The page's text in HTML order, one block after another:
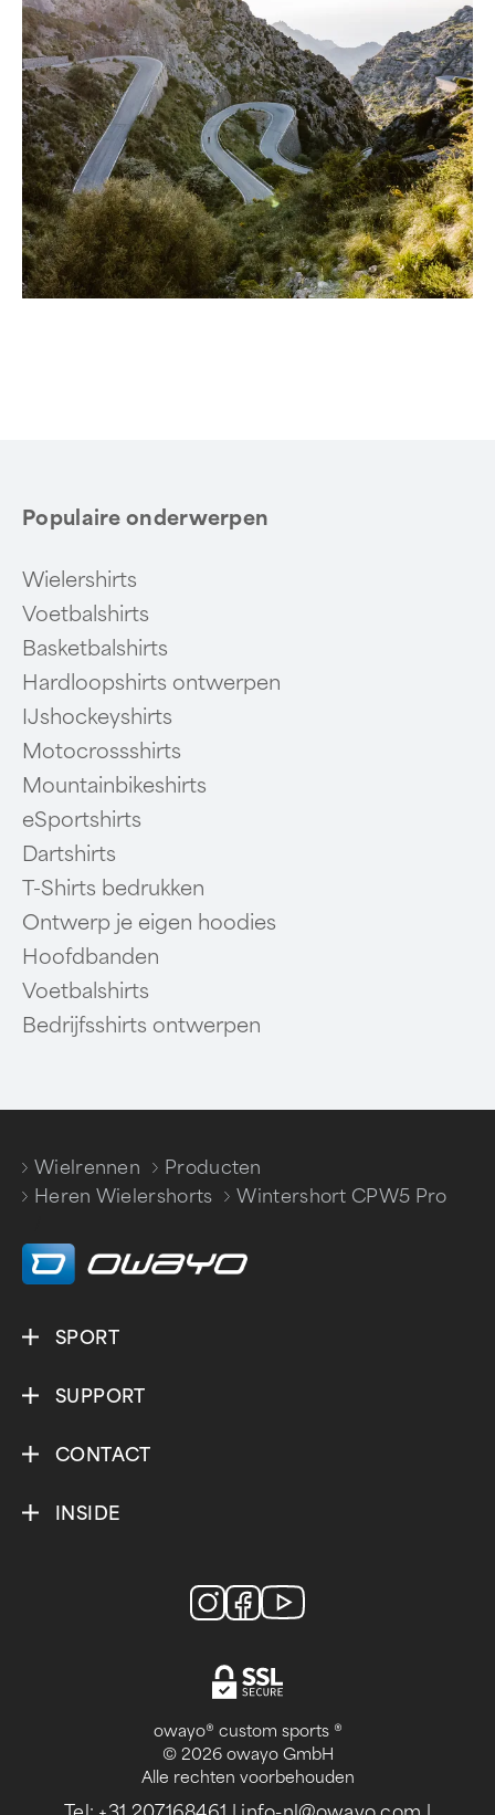
Populaire onderwerpen
Wielershirts
Voetbalshirts
Basketbalshirts
Hardloopshirts ontwerpen
IJshockeyshirts
Motocrossshirts
Mountainbikeshirts
eSportshirts
Dartshirts
T-Shirts bedrukken
Ontwerp je eigen hoodies
Hoofdbanden
Voetbalshirts
Bedrijfsshirts ontwerpen
Wielrennen
/
Producten
/
Heren Wielershorts
Wintershort CPW5 Pro
SPORT
SUPPORT
CONTACT
INSIDE
owayo® custom sports ®
© 2026 owayo GmbH
Alle rechten voorbehouden